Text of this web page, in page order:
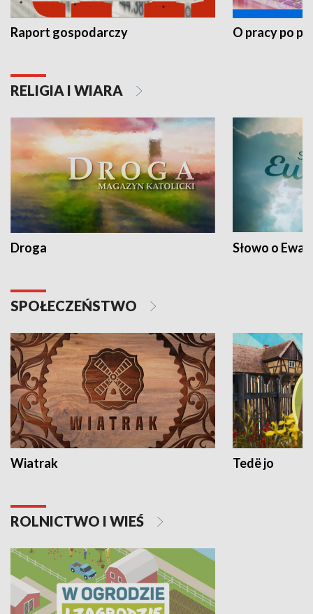
Raport gospodarczy O pracy po
RELIGIA I WIARA
Droga Słowo o
SPOŁECZEŃSTWO
Wiatrak Tedë jo
ROLNICTWO I WIEŚ